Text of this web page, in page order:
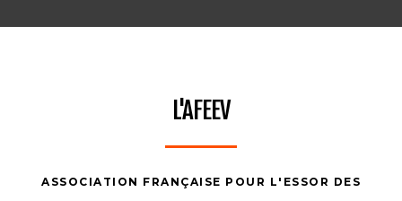
L'AFEEV
ASSOCIATION FRANÇAISE POUR L'ESSOR DES